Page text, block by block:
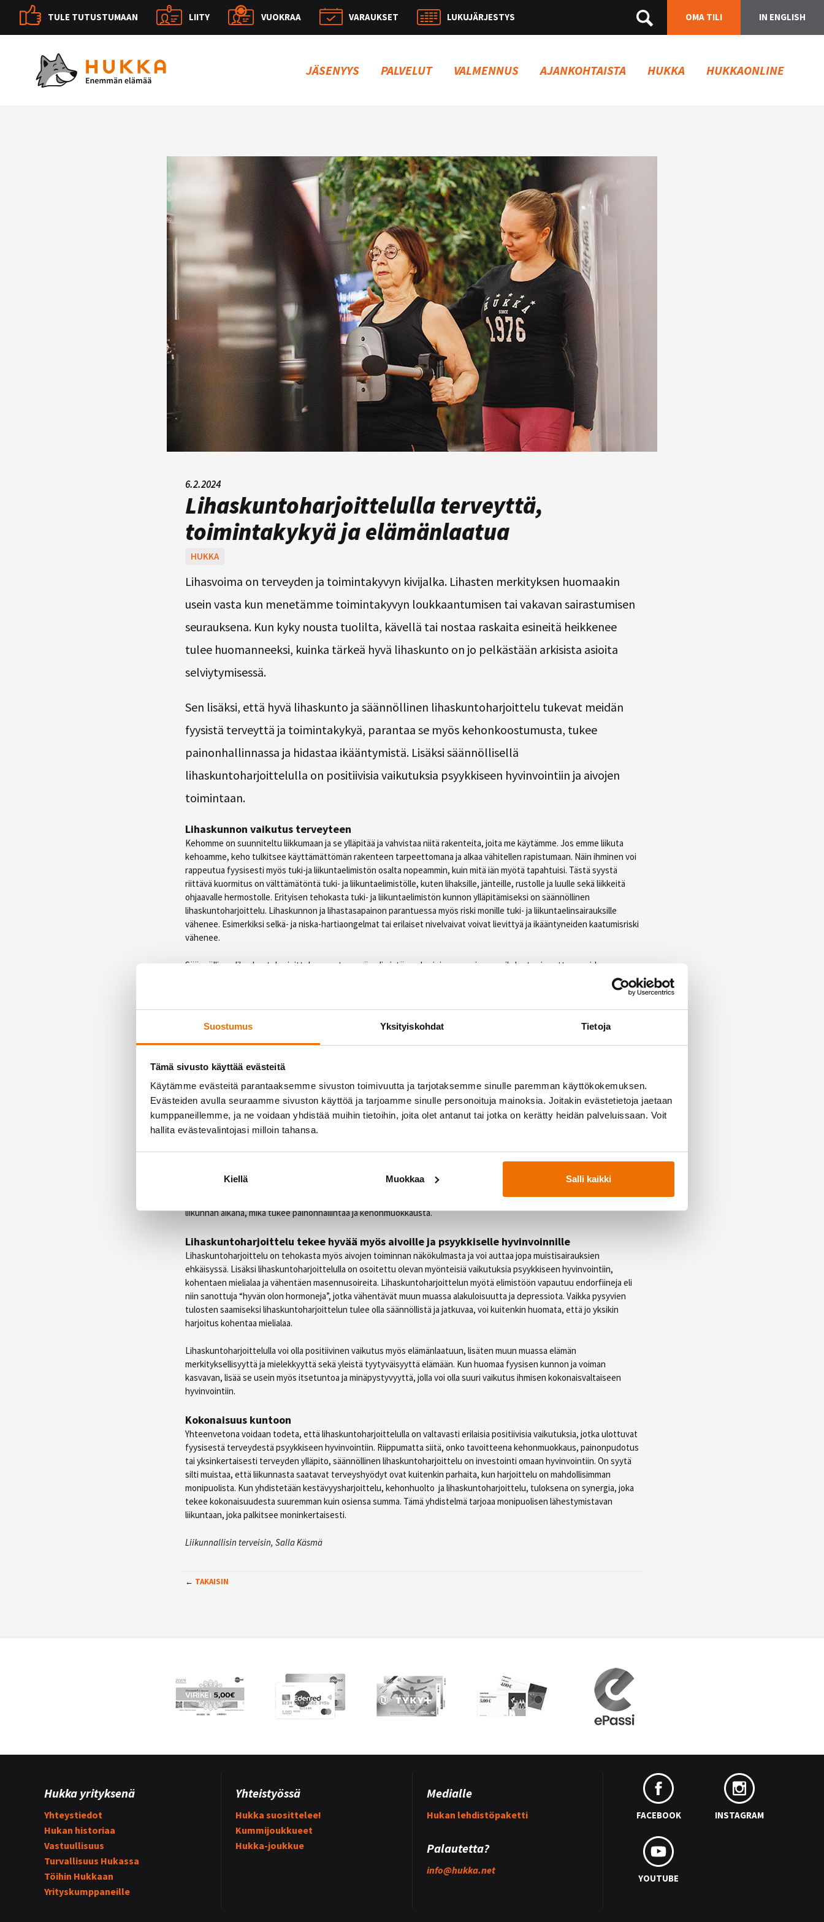
Suostumus Yksityiskohdat Tietoja
Tämä sivusto käyttää evästeitä
Käytämme evästeitä parantaaksemme sivuston toimivuutta ja tarjotaksemme sinulle paremman käyttökokemuksen.
Evästeiden avulla seuraamme sivuston käyttöä ja tarjoamme sinulle personoituja mainoksia. Joitakin evästetietoja jaetaan
kumppaneillemme, ja ne voidaan yhdistää muihin tietoihin, joita olet antanut tai jotka on kerätty heidän palveluissaan. Voit
hallita evästevalintojasi milloin tahansa.
Kiellä Muokkaa Salli kaikki
TULE TUTUSTUMAAN LIITY VUOKRAA VARAUKSET LUKUJÄRJESTYS OMA TILI IN ENGLISH
JÄSENYYS PALVELUT VALMENNUS AJANKOHTAISTA HUKKA HUKKAONLINE
6.2.2024
Lihaskuntoharjoittelulla terveyttä,
toimintakykyä ja elämänlaatua
HUKKA
Lihasvoima on terveyden ja toimintakyvyn kivijalka. Lihasten merkityksen huomaakin
usein vasta kun menetämme toimintakyvyn loukkaantumisen tai vakavan sairastumisen
seurauksena. Kun kyky nousta tuolilta, kävellä tai nostaa raskaita esineitä heikkenee
tulee huomanneeksi, kuinka tärkeä hyvä lihaskunto on jo pelkästään arkisista asioita
selviytymisessä.
Sen lisäksi, että hyvä lihaskunto ja säännöllinen lihaskuntoharjoittelu tukevat meidän
fyysistä terveyttä ja toimintakykyä, parantaa se myös kehonkoostumusta, tukee
painonhallinnassa ja hidastaa ikääntymistä. Lisäksi säännöllisellä
lihaskuntoharjoittelulla on positiivisia vaikutuksia psyykkiseen hyvinvointiin ja aivojen
toimintaan.
Lihaskunnon vaikutus terveyteen
Kehomme on suunniteltu liikkumaan ja se ylläpitää ja vahvistaa niitä rakenteita, joita me käytämme. Jos emme liikuta
kehoamme, keho tulkitsee käyttämättömän rakenteen tarpeettomana ja alkaa vähitellen rapistumaan. Näin ihminen voi
rappeutua fyysisesti myös tuki-ja liikuntaelimistön osalta nopeammin, kuin mitä iän myötä tapahtuisi. Tästä syystä
riittävä kuormitus on välttämätöntä tuki- ja liikuntaelimistölle, kuten lihaksille, jänteille, rustolle ja luulle sekä liikkeitä
ohjaavalle hermostolle. Erityisen tehokasta tuki- ja liikuntaelimistön kunnon ylläpitämiseksi on säännöllinen
lihaskuntoharjoittelu. Lihaskunnon ja lihastasapainon parantuessa myös riski monille tuki- ja liikuntaelinsairauksille
vähenee. Esimerkiksi selkä- ja niska-hartiaongelmat tai erilaiset nivelvaivat voivat lievittyä ja ikääntyneiden kaatumisriski
vähenee.
Säännöllinen lihaskuntoharjoittelu parantaa myös elimistön sokeri- ja rasva-aineenvaihduntaa ja auttaa useiden
lihaskunto auttaa erilaisissa katastrofitilanteissa ja nopeuttaa toipumista vakavista sairauksista ja vammoista. Moni
Lihaskuntoharjoittelu hidastaa ikääntymistä
Lihasvoima on huipussaan 20-30 vuoden iässä, jonka jälkeen lihaskunto alkaa vähitellen rapistumaan vauhdin kiihtyessä
myöhäisessä keski-iässä. Naisilla lihasvoima heikkenee vaihdevuosista alkaen nopeammin kuin miehillä hormonaalisten
muutosten vuoksi. Peliä ei ole kuitenkaan menetetty, vaikka mittariin olisi ehtinyt jo kertyä vuosia, sillä lihasvoimaa on
mahdollista kehittää vanhemmallakin iällä. Voimatasoja on mahdollista kehittää oikeanlaisella lihaskuntoharjoittelulla
jopa muutamassa viikossa. Lihaskuntoharjoittelu on myös yksi tehokkaimmista tavoista vahvistaa luustoa.
Sen lisäksi, että lihaskuntoharjoittelulla voi vahvistaa lihaksia ja luustoa sekä ehkäistä useita sairauksia, se on myös
lihasmassan kasvatus) kannattaa aerobisen liikunnan lisäksi harjoitusohjelmaan sisällyttää mielellään vähintään 2 kertaa
viikossa lihaskuntoharjoittelua. Lisääntynyt lihasmassa tarkoittaa myös suurempaa energiankulutusta levossa ja
liikunnan aikana, mikä tukee painonhallintaa ja kehonmuokkausta.
Lihaskuntoharjoittelu tekee hyvää myös aivoille ja psyykkiselle hyvinvoinnille
Lihaskuntoharjoittelu on tehokasta myös aivojen toiminnan näkökulmasta ja voi auttaa jopa muistisairauksien
ehkäisyssä. Lisäksi lihaskuntoharjoittelulla on osoitettu olevan myönteisiä vaikutuksia psyykkiseen hyvinvointiin,
kohentaen mielialaa ja vähentäen masennusoireita. Lihaskuntoharjoittelun myötä elimistöön vapautuu endorfiineja eli
niin sanottuja “hyvän olon hormoneja”, jotka vähentävät muun muassa alakuloisuutta ja depressiota. Vaikka pysyvien
tulosten saamiseksi lihaskuntoharjoittelun tulee olla säännöllistä ja jatkuvaa, voi kuitenkin huomata, että jo yksikin
harjoitus kohentaa mielialaa.
Lihaskuntoharjoittelulla voi olla positiivinen vaikutus myös elämänlaatuun, lisäten muun muassa elämän
merkityksellisyyttä ja mielekkyyttä sekä yleistä tyytyväisyyttä elämään. Kun huomaa fyysisen kunnon ja voiman
kasvavan, lisää se usein myös itsetuntoa ja minäpystyvyyttä, jolla voi olla suuri vaikutus ihmisen kokonaisvaltaiseen
hyvinvointiin.
Kokonaisuus kuntoon
Yhteenvetona voidaan todeta, että lihaskuntoharjoittelulla on valtavasti erilaisia positiivisia vaikutuksia, jotka ulottuvat
fyysisestä terveydestä psyykkiseen hyvinvointiin. Riippumatta siitä, onko tavoitteena kehonmuokkaus, painonpudotus
tai yksinkertaisesti terveyden ylläpito, säännöllinen lihaskuntoharjoittelu on investointi omaan hyvinvointiin. On syytä
silti muistaa, että liikunnasta saatavat terveyshyödyt ovat kuitenkin parhaita, kun harjoittelu on mahdollisimman
monipuolista. Kun yhdistetään kestävyysharjoittelu, kehonhuolto ja lihaskuntoharjoittelu, tuloksena on synergia, joka
tekee kokonaisuudesta suuremman kuin osiensa summa. Tämä yhdistelmä tarjoaa monipuolisen lähestymistavan
liikuntaan, joka palkitsee moninkertaisesti.
Liikunnallisin terveisin, Salla Käsmä
← TAKAISIN
Hukka yrityksenä
Yhteystiedot
Hukan historiaa
Vastuullisuus
Turvallisuus Hukassa
Töihin Hukkaan
Yrityskumppaneille
Yhteistyössä
Hukka suosittelee!
Kummijoukkueet
Hukka-joukkue
Medialle
Hukan lehdistöpaketti
Palautetta?
info@hukka.net
FACEBOOK INSTAGRAM
YOUTUBE